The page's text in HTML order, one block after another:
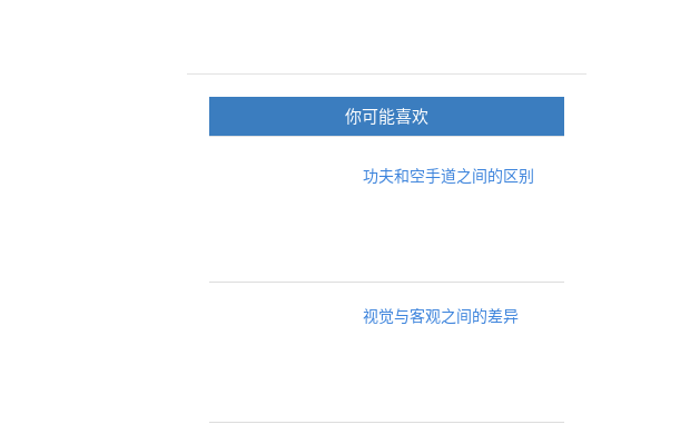
你可能喜欢
功夫和空手道之间的区别
视觉与客观之间的差异